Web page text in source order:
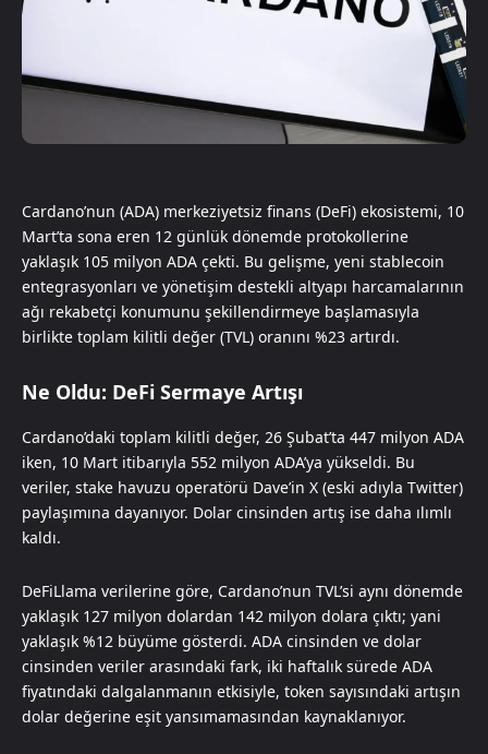
Cardano’nun (ADA) merkeziyetsiz finans (DeFi) ekosistemi, 10
Mart’ta sona eren 12 günlük dönemde protokollerine
yaklaşık 105 milyon ADA çekti. Bu gelişme, yeni stablecoin
entegrasyonları ve yönetişim destekli altyapı harcamalarının
ağı rekabetçi konumunu şekillendirmeye başlamasıyla
birlikte toplam kilitli değer (TVL) oranını %23 artırdı.
Ne Oldu: DeFi Sermaye Artışı
Cardano’daki toplam kilitli değer, 26 Şubat’ta 447 milyon ADA
iken, 10 Mart itibarıyla 552 milyon ADA’ya yükseldi. Bu
veriler, stake havuzu operatörü Dave’in X (eski adıyla Twitter)
paylaşımına dayanıyor. Dolar cinsinden artış ise daha ılımlı
kaldı.
DeFiLlama verilerine göre, Cardano’nun TVL’si aynı dönemde
yaklaşık 127 milyon dolardan 142 milyon dolara çıktı; yani
yaklaşık %12 büyüme gösterdi. ADA cinsinden ve dolar
cinsinden veriler arasındaki fark, iki haftalık sürede ADA
fiyatındaki dalgalanmanın etkisiyle, token sayısındaki artışın
dolar değerine eşit yansımamasından kaynaklanıyor.